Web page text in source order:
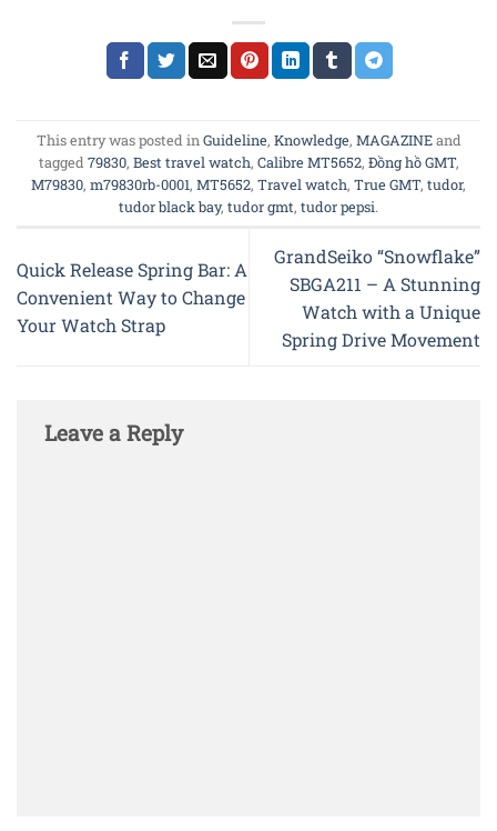
This entry was posted in Guideline, Knowledge, MAGAZINEand
tagged 79830, Best travel watch, Calibre MT5652, Đồng hồ GMT,
M79830, m79830rb-0001, MT5652, Travel watch, True GMT, tudor,
tudor black bay, tudor gmt, tudor pepsi.
Quick Release Spring Bar: A
Convenient Way to Change
Your Watch Strap
GrandSeiko “Snowflake”
SBGA211 – A Stunning
Watch with a Unique
Spring Drive Movement
Leave a Reply